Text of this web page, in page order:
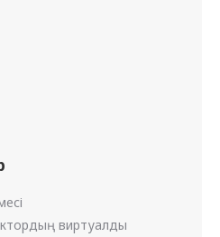
виртуалды